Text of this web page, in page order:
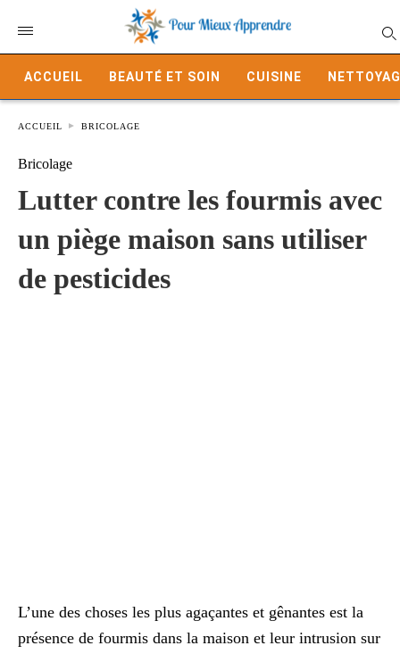
ACCUEIL BEAUTÉ ET SOIN CUISINE
ACCUEIL BRICOLAGE
Bricolage
Lutter contre les fourmis avec
un piège maison sans utiliser
de pesticides
L’une des choses les plus agaçantes et gênantes est la
présence de fourmis dans la maison et leur intrusion sur